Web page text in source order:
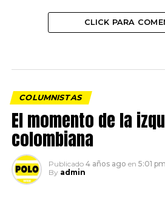
CLICK PARA
COLUMNISTAS
El momento de la
colombiana
Publicado 4 años ago en 5:01 pm
By admin